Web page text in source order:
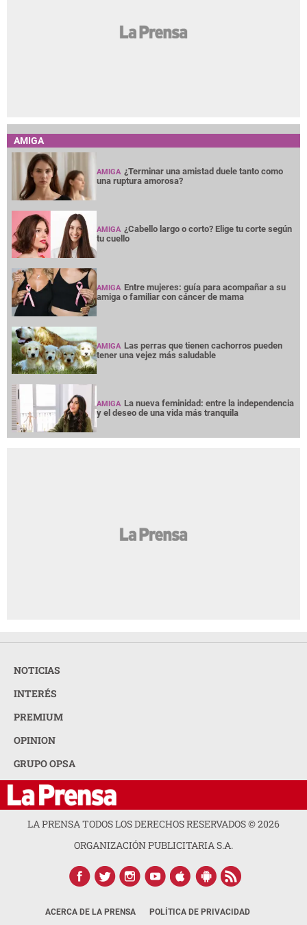
AMIGA
AMIGA ¿Terminar una amistad duele tanto como
una ruptura amorosa?
AMIGA ¿Cabello largo o corto? Elige tu corte según
tu cuello
AMIGA Entre mujeres: guía para acompañar a su
amiga o familiar con cáncer de mama
AMIGA Las perras que tienen cachorros pueden
tener una vejez más saludable
AMIGA La nueva feminidad: entre la independencia
y el deseo de una vida más tranquila
NOTICIAS
INTERÉS
PREMIUM
OPINION
GRUPO OPSA
LA PRENSA TODOS LOS DERECHOS RESERVADOS ©2026
ORGANIZACIÓN PUBLICITARIA S.A.
ACERCA DE LA PRENSA POLÍTICA DE PRIVACIDAD